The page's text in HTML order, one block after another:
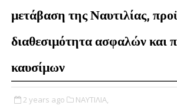
μετάβαση της Ναυτιλίας,
διαθεσιμότητα ασφαλών και
καυσίμων
2 years ago ΝΑΥΤΙΛΙΑ,